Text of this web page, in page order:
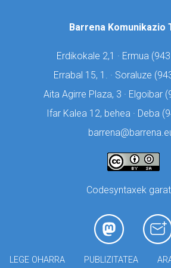
Barrena Komunikazio
Erdikokale 2,1 · Ermua (
Errabal 15, 1. · Soraluze (
Aita Agirre Plaza, 3 · Elgoibar (
Ifar Kalea 12, behea · Deba (
Codesyntaxek
LEGE OHARRA PUBLIZITATEA